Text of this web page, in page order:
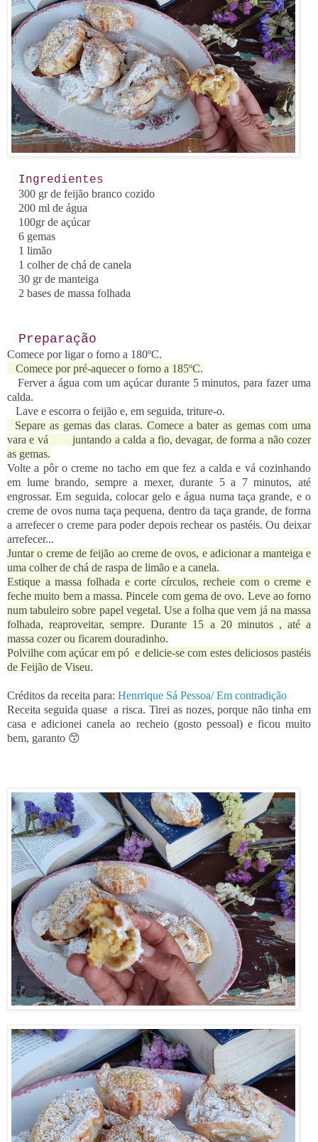
Ingredientes
300 gr de feijão branco cozido
200 ml de água
100gr de açúcar
6 gemas
1 limão
1 colher de chá de canela
30 gr de manteiga
2 bases de massa folhada
Preparação
Comece por ligar o forno a 180ºC.
Comece por pré-aquecer o forno a 185ºC.
Ferver a água com um açúcar durante 5 minutos, para fazer uma
calda.
Lave e escorra o feijão e, em seguida, triture-o.
Separe as gemas das claras. Comece a bater as gemas com uma
vara e vá juntando a calda a fio, devagar, de forma a não cozer
as gemas.
Volte a pôr o creme no tacho em que fez a calda e vá cozinhando
em lume brando, sempre a mexer, durante 5 a 7 minutos, até
engrossar. Em seguida, colocar gelo e água numa taça grande, e o
creme de ovos numa taça pequena, dentro da taça grande, de forma
a arrefecer o creme para poder depois rechear os pastéis. Ou deixar
arrefecer...
Juntar o creme de feijão ao creme de ovos, e adicionar a manteiga e
uma colher de chá de raspa de limão e a canela.
Estique a massa folhada e corte círculos, recheie com o creme e
feche muito bem a massa. Pincele com gema de ovo. Leve ao forno
num tabuleiro sobre papel vegetal. Use a folha que vem já na massa
folhada, reaproveitar, sempre. Durante 15 a 20 minutos , até a
massa cozer ou ficarem douradinho.
Polvilhe com açúcar em pó e delicie-se com estes deliciosos pastéis
de Feijão de Viseu.
Créditos da receita para: Henrrique Sá Pessoa/ Em contradição
Receita seguida quase a risca. Tirei as nozes, porque não tinha em
casa e adicionei canela ao recheio (gosto pessoal) e ficou muito
bem, garanto 😙